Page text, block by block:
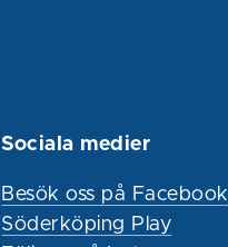
Sociala medier
Besök oss på Facebook
Söderköping Play